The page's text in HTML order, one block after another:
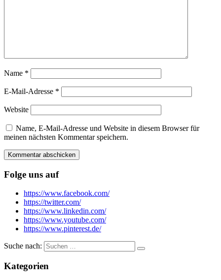
Name *
E-Mail-Adresse *
Website
Name, E-Mail-Adresse und Website in diesem Browser für
meinen nächsten Kommentar speichern.
Folge uns auf
https://www.facebook.com/
https://twitter.com/
https://www.linkedin.com/
https://www.youtube.com/
https://www.pinterest.de/
Suche nach:
Kategorien